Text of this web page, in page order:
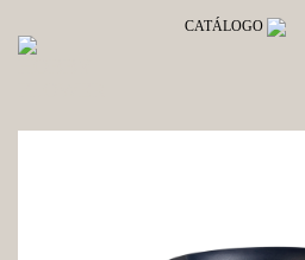
CATÁLOGO